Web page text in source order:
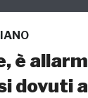
è
dovuti